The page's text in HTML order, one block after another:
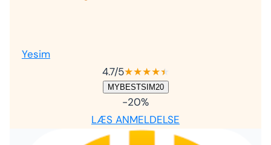
Yesim
4.7/5★★★★★
★
MYBESTSIM20
-20%
LÆS ANMELDELSE